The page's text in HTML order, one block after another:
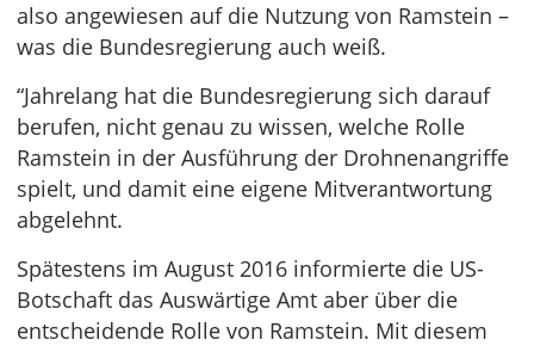
also angewiesen auf die Nutzung von Ramstein –
was die Bundesregierung auch weiß.
“Jahrelang hat die Bundesregierung sich darauf
berufen, nicht genau zu wissen, welche Rolle
Ramstein in der Ausführung der Drohnenangriffe
spielt, und damit eine eigene Mitverantwortung
abgelehnt.
Spätestens im August 2016 informierte die US-
Botschaft das Auswärtige Amt aber über die
entscheidende Rolle von Ramstein. Mit diesem